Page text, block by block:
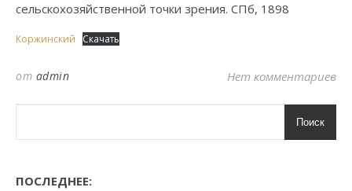
сельскохозяйственной точки зрения. СПб, 1898
Коржинский Скачать
от admin Нет комментариев
Поиск
ПОСЛЕДНЕЕ: